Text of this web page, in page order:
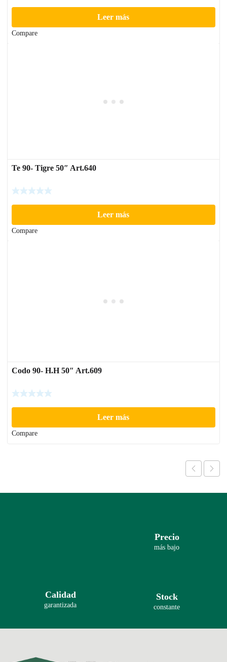
Leer más
Compare
Te 90- Tigre 50″ Art.640
Leer más
Compare
Codo 90- H.H 50″ Art.609
Leer más
Compare
Precio
más bajo
Calidad
garantizada
Stock
constante